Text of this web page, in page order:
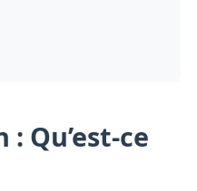
Qu’est-ce